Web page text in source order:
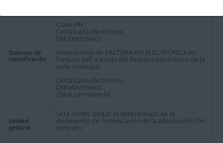
Sistemas de
identificación
Clave PIN
Certificado Electrónico
DNI Electrónico
Presentación de FACTURA NO ELECTRÓNICA en
formato pdf a través del Registro electrónico de la
sede municipal:
Certificado Electrónico
DNI electrónico
Clave permanente
Unidad
gestora
Será centro gestor el determinado en el
documento de comunicación de la adjudicación del
contrato.